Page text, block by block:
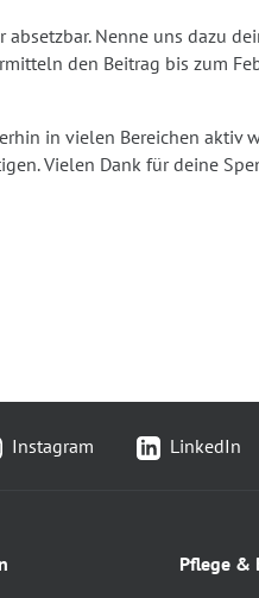
Nenne uns dazu
den Beitrag bis zum
in vielen Bereichen aktiv
Vielen Dank für deine
Instagram LinkedIn
Pflege &